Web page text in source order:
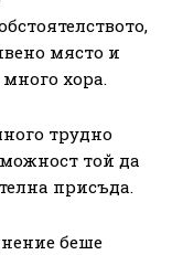
място и
хора.
трудно
той да
присъда.
беше